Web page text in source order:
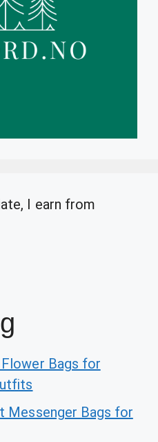
I earn from
Bags for
Messenger Bags for